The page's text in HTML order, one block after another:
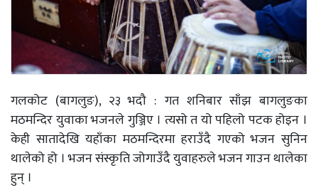
गलकोट (बागलुङ), २३ भदौ : गत शनिबार साँझ बागलुङका
मठमन्दिर युवाका भजनले गुञ्जिए । त्यसो त यो पहिलो पटक होइन ।
केही सातादेखि यहाँका मठमन्दिरमा हराउँदै गएको भजन सुनिन
थालेको हो । भजन संस्कृति जोगाउँदै युवाहरुले भजन गाउन थालेका
हुन् ।